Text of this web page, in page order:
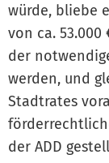
würde, bliebe
von ca.
der
werden, und
Stadtrates
der ADD